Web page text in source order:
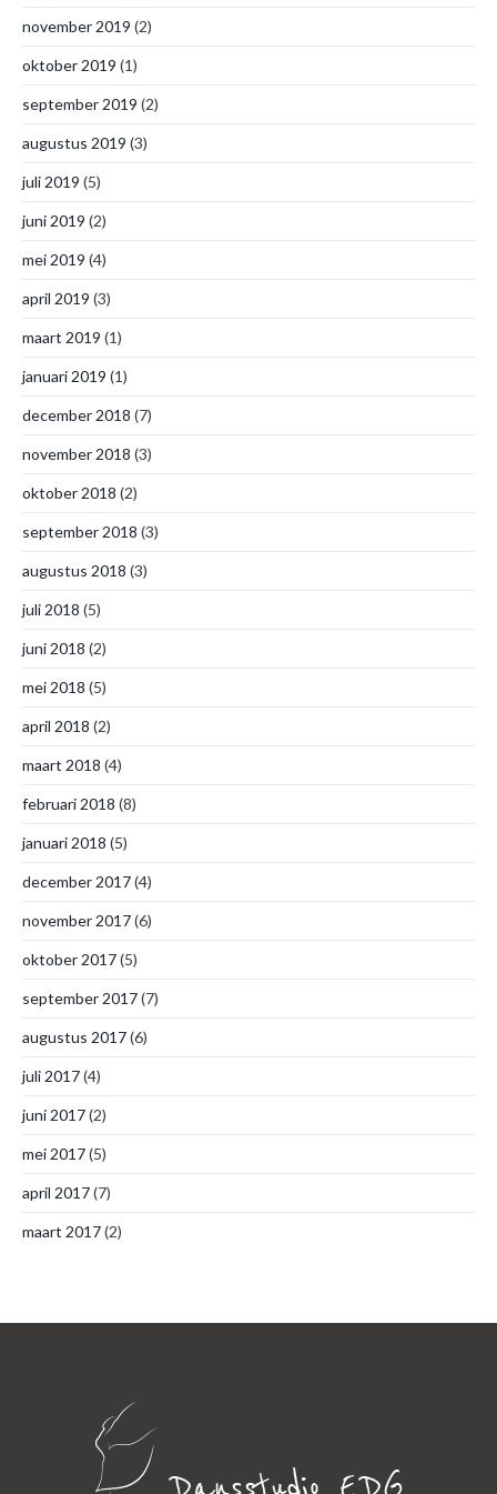
november 2019 (2)
oktober 2019 (1)
september 2019 (2)
augustus 2019 (3)
juli 2019 (5)
juni 2019 (2)
mei 2019 (4)
april 2019 (3)
maart 2019 (1)
januari 2019 (1)
december 2018 (7)
november 2018 (3)
oktober 2018 (2)
september 2018 (3)
augustus 2018 (3)
juli 2018 (5)
juni 2018 (2)
mei 2018 (5)
april 2018 (2)
maart 2018 (4)
februari 2018 (8)
januari 2018 (5)
december 2017(4)
november 2017(6)
oktober 2017(5)
september 2017(7)
augustus 2017(6)
juli 2017(4)
juni 2017(2)
mei 2017(5)
april 2017(7)
maart 2017(2)